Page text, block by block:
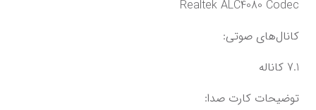
Realtek ALC4080 Codec
کانال‌های صوتی:
7.1 کاناله
توضیحات کارت صدا: